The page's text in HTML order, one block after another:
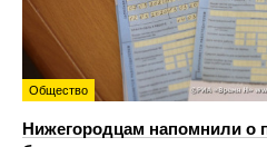
Общество
Нижегородцам напомнили о